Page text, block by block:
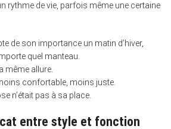
rythme de vie, parfois même une certaine
de son importance un matin d’hiver,
quel manteau.
même allure.
confortable, moins juste.
n’était pas à sa place.
entre style et fonction